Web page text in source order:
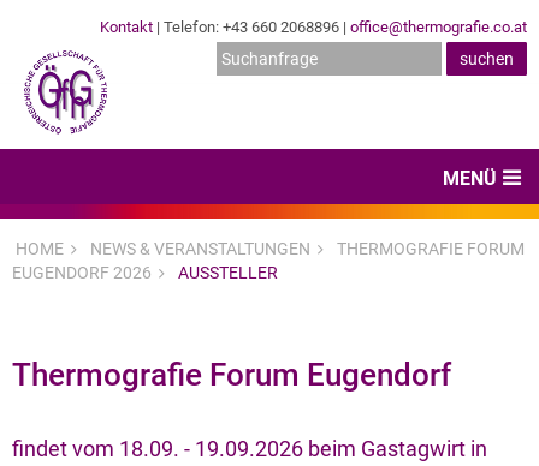
Kontakt | Telefon: +43 660 2068896 | office@thermografie.co.at
MENÜ
News & Veranstaltungen
Dienstleister
Hard- & Software
HOME NEWS & VERANSTALTUNGEN
THERMOGRAFIE FORUM
EUGENDORF 2026
AUSSTELLER
Thermografie Forum Eugendorf
findet vom 18.09. - 19.09.2026 beim Gastagwirt in